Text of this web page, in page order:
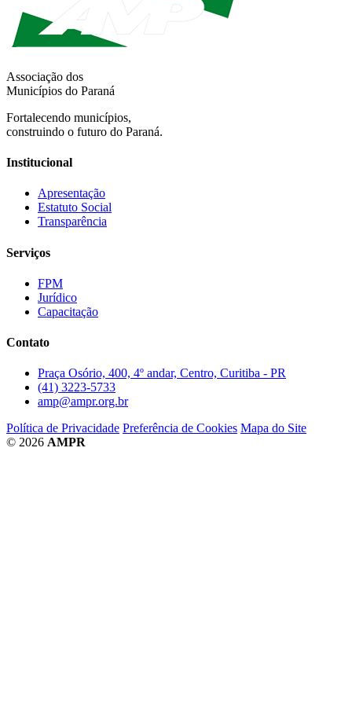
Associação dos
Municípios do Paraná
Fortalecendo municípios,
construindo o futuro do Paraná.
Institucional
Apresentação
Estatuto Social
Transparência
Serviços
FPM
Jurídico
Capacitação
Contato
Praça Osório, 400, 4º andar, Centro, Curitiba - PR
(41) 3223-5733
amp@ampr.org.br
Política de Privacidade Preferência de Cookies Mapa do Site
© 2026 AMPR